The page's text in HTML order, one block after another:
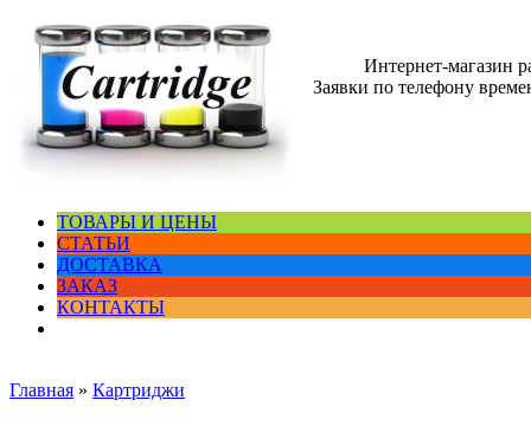
Интернет-магазин
Заявки по телефону
ТОВАРЫ И ЦЕНЫ
СТАТЬИ
ДОСТАВКА
ЗАКАЗ
КОНТАКТЫ
Главная » Картриджи